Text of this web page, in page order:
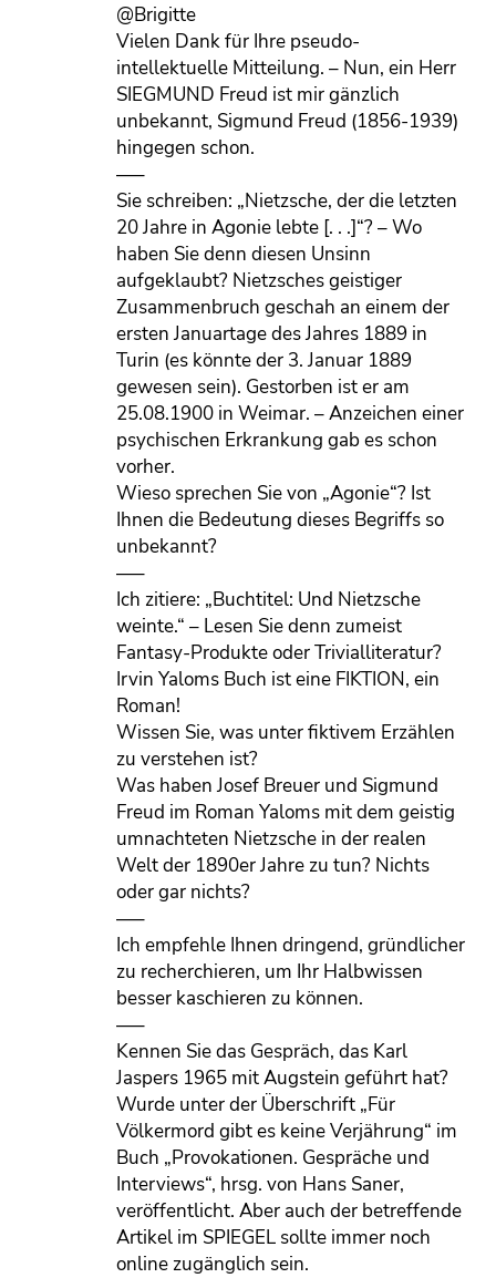
@Brigitte
Vielen Dank für Ihre pseudo-
intellektuelle Mitteilung. – Nun, ein Herr
SIEGMUND Freud ist mir gänzlich
unbekannt, Sigmund Freud (1856-1939)
hingegen schon.
—–
Sie schreiben: „Nietzsche, der die letzten
20 Jahre in Agonie lebte [. . .]“? – Wo
haben Sie denn diesen Unsinn
aufgeklaubt? Nietzsches geistiger
Zusammenbruch geschah an einem der
ersten Januartage des Jahres 1889 in
Turin (es könnte der 3. Januar 1889
gewesen sein). Gestorben ist er am
25.08.1900 in Weimar. – Anzeichen einer
psychischen Erkrankung gab es schon
vorher.
Wieso sprechen Sie von „Agonie“? Ist
Ihnen die Bedeutung dieses Begriffs so
unbekannt?
—–
Ich zitiere: „Buchtitel: Und Nietzsche
weinte.“ – Lesen Sie denn zumeist
Fantasy-Produkte oder Trivialliteratur?
Irvin Yaloms Buch ist eine FIKTION, ein
Roman!
Wissen Sie, was unter fiktivem Erzählen
zu verstehen ist?
Was haben Josef Breuer und Sigmund
Freud im Roman Yaloms mit dem geistig
umnachteten Nietzsche in der realen
Welt der 1890er Jahre zu tun? Nichts
oder gar nichts?
—–
Ich empfehle Ihnen dringend, gründlicher
zu recherchieren, um Ihr Halbwissen
besser kaschieren zu können.
—–
Kennen Sie das Gespräch, das Karl
Jaspers 1965 mit Augstein geführt hat?
Wurde unter der Überschrift „Für
Völkermord gibt es keine Verjährung“ im
Buch „Provokationen. Gespräche und
Interviews“, hrsg. von Hans Saner,
veröffentlicht. Aber auch der betreffende
Artikel im SPIEGEL sollte immer noch
online zugänglich sein.